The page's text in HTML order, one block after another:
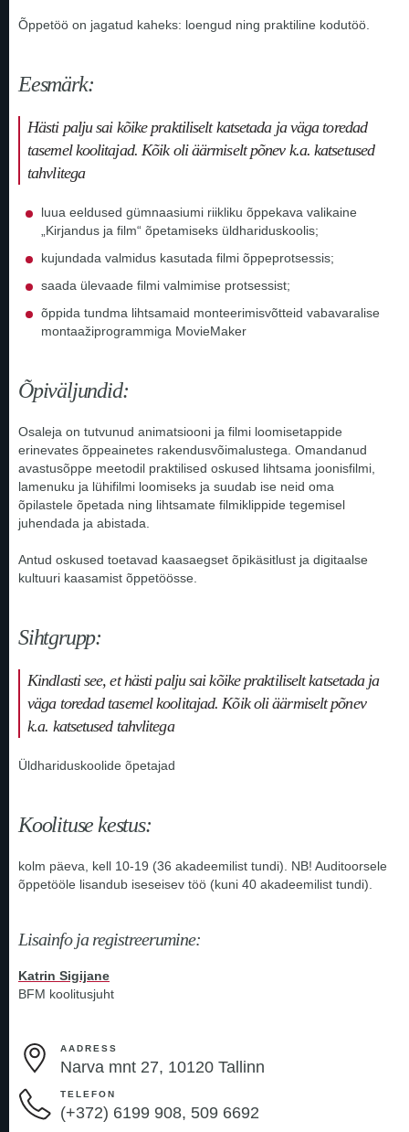
Õppetöö on jagatud kaheks: loengud ning praktiline kodutöö.
Eesmärk:
Hästi palju sai kõike praktiliselt katsetada ja väga toredad
tasemel koolitajad. Kõik oli äärmiselt põnev k.a. katsetused
tahvlitega
luua eeldused gümnaasiumi riikliku õppekava valikaine
„Kirjandus ja film“ õpetamiseks üldhariduskoolis;
kujundada valmidus kasutada filmi õppeprotsessis;
saada ülevaade filmi valmimise protsessist;
õppida tundma lihtsamaid monteerimisvõtteid vabavaralise
montaažiprogrammiga MovieMaker
Õpiväljundid:
Osaleja on tutvunud animatsiooni ja filmi loomisetappide
erinevates õppeainetes rakendusvõimalustega. Omandanud
avastusõppe meetodil praktilised oskused lihtsama joonisfilmi,
lamenuku ja lühifilmi loomiseks ja suudab ise neid oma
õpilastele õpetada ning lihtsamate filmiklippide tegemisel
juhendada ja abistada.
Antud oskused toetavad kaasaegset õpikäsitlust ja digitaalse
kultuuri kaasamist õppetöösse.
Sihtgrupp:
Kindlasti see, et hästi palju sai kõike praktiliselt katsetada ja
väga toredad tasemel koolitajad. Kõik oli äärmiselt põnev
k.a. katsetused tahvlitega
Üldhariduskoolide õpetajad
Koolituse kestus:
kolm päeva, kell 10-19 (36 akadeemilist tundi). NB! Auditoorsele
õppetööle lisandub iseseisev töö (kuni 40 akadeemilist tundi).
Lisainfo ja registreerumine:
Katrin Sigijane
BFM koolitusjuht
AADRESS
Narva mnt 27, 10120 Tallinn
TELEFON
(+372) 6199 908, 509 6692